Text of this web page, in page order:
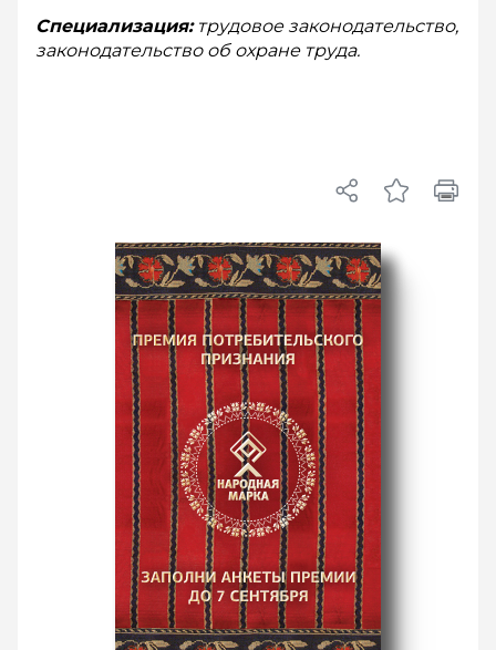
Специализация:трудовое законодательство,
законодательство об охране труда.